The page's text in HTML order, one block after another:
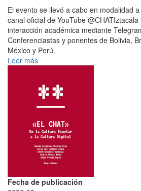
El evento se llevó a cabo en modalidad
canal oficial de YouTube
interacción académica mediante
Conferenciastas y ponentes de Bolivia,
México y Perú.
Leer más
Fecha de publicación